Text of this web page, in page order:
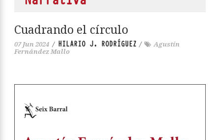
Cuadrando el círculo
07 Jun 2024 / HILARIO J. RODRÍGUEZ /
Agustín
Fernández Mallo